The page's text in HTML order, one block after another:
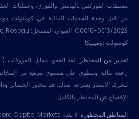
من قبل وحدة الخدمات المالية في كومنولث
كومنولث دومينيكا.
تحذير من المخاطر:
رافعة مالية وتنطوي على مستوى مرتفع من
تتحرك الأسعار بسرعة ضدك. قد تتجاوز الخسائر
الإفصاح عن المخاطر بالكامل.
المناطق المحظورة: